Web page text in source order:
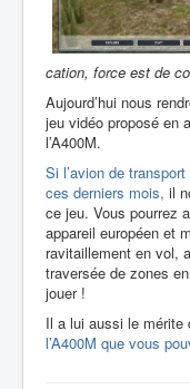
cation, force est de
Aujourd’hui nous
jeu vidéo proposé en
l’A400M.
Si l’avion de
ces derniers mois, il
ce jeu. Vous pourrez
appareil européen et
ravitaillement en vol,
traversée de zones
jouer !
Il a lui aussi le mérite
l’A400M que vous